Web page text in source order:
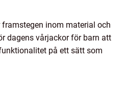
inom material och
dagens vårjackor för barn att
på ett sätt som